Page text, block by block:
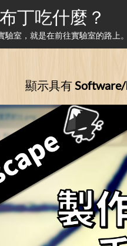
丁吃什麼？
驗室，就是在前往實驗室的路上。
顯示具有